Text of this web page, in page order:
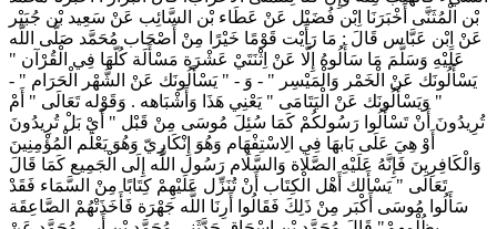
بْن الْمُثَنَّى أَخْبَرَنَا اِبْن فُضَيْل عَنْ عَطَاء بْن السَّائِب عَنْ سَعِيد بْن جُبَيْر
عَنْ اِبْن عَبَّاس قَالَ : مَا رَأَيْت قَوْمًا خَيْرًا مِنْ أَصْحَاب مُحَمَّد صَلَّى اللَّه
عَلَيْهِ وَسَلَّمَ مَا سَأَلُوهُ إِلَّا عَنْ اِثْنَتَيْ عَشْرَة مَسْأَلَة كُلّهَا فِي الْقُرْآن "
يَسْأَلُونَك عَنْ الْخَمْر وَالْمَيْسِر " - وَ - " يَسْأَلُونَك عَنْ الشَّهْر الْحَرَام " -
" وَيَسْأَلُونَك عَنْ الْيَتَامَى " يَعْنِي هَذَا وَأَشْبَاهه . وَقَوْله تَعَالَى " أَمْ
تُرِيدُونَ أَنْ تَسْأَلُوا رَسُولكُمْ كَمَا سُئِلَ مُوسَى مِنْ قَبْل " أَيْ بَلْ تُرِيدُونَ
أَوْ هِيَ عَلَى بَابهَا فِي الِاسْتِفْهَام وَهُوَ إِنْكَارِيّ وَهُوَ يَعْلَم الْمُؤْمِنِينَ
وَالْكَافِرِينَ فَإِنَّهُ عَلَيْهِ الصَّلَاة وَالسَّلَام رَسُول اللَّه إِلَى الْجَمِيع كَمَا قَالَ
تَعَالَى " يَسْأَلك أَهْل الْكِتَاب أَنْ تُنَزِّل عَلَيْهِمْ كِتَابًا مِنْ السَّمَاء فَقَدْ
سَأَلُوا مُوسَى أَكْبَر مِنْ ذَلِكَ فَقَالُوا أَرِنَا اللَّه جَهْرَة فَأَخَذَتْهُمْ الصَّاعِقَة